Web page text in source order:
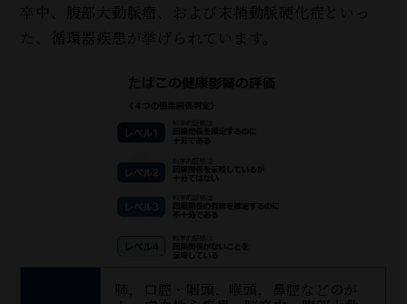
卒中、腹部大動脈瘤、および末梢動脈硬化症といっ
た、循環器疾患が挙げられています。
肺，口腔・咽頭，喉頭，鼻腔などのが